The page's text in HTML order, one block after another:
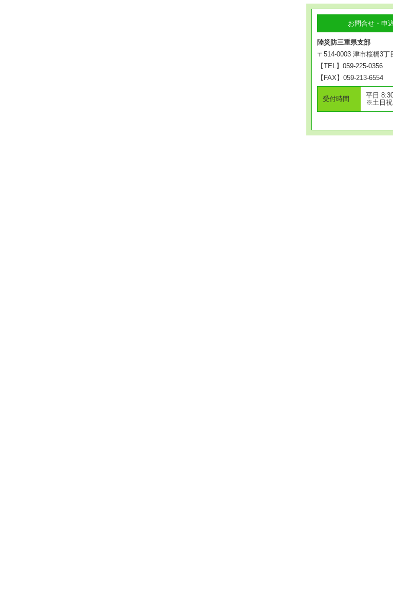
お問合せ・申
陸災防三重県支部
〒514-0003 津市桜橋3丁
【TEL】059-225-0356
【FAX】059-213-6554
受付時間
平日
※土日祝